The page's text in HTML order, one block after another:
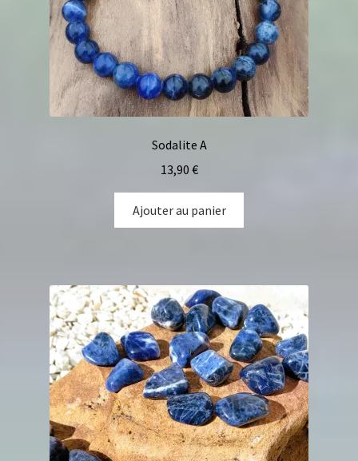
Sodalite A
13,90 €
Ajouter au panier